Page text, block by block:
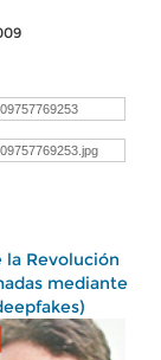
la Revolución
mediante